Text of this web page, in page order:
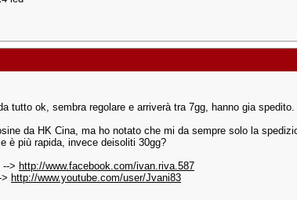
tutto ok, sembra regolare e arriverà tra 7gg, hanno gia spedito.
da HK Cina, ma ho notato che mi da sempre solo la
è più rapida, invece deisoliti 30gg?
--> http://www.facebook.com/ivan.riva.587
http://www.youtube.com/user/Jvani83